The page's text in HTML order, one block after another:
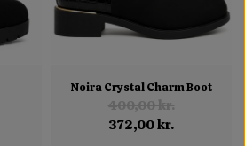
Noira Crystal Charm Boot
400,00 kr.
372,00 kr.